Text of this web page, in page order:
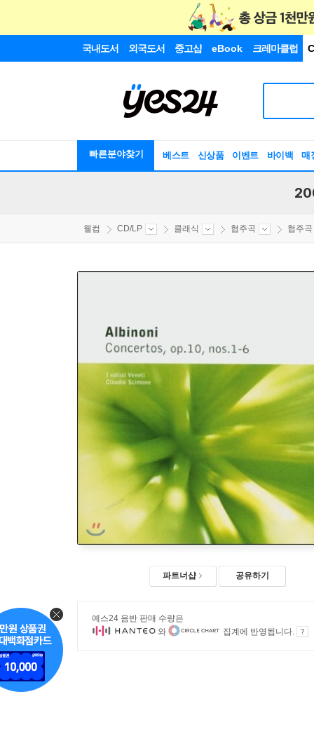
국내도서 외국도서 중고샵 eBook 크레마클럽
빠른분야찾기 베스트 신상품 이벤트 바이백 매
웰컴 CD/LP 클래식 협주곡 협주
파트너샵 공유하기
예스24 음반 판매 수량은
와
집계에 반영됩니다.